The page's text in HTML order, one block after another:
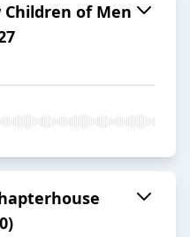
Children of Men